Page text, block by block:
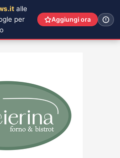
alle
per
Aggiungi ora